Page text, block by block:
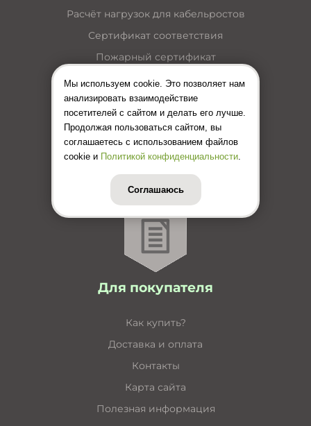
Расчёт нагрузок для кабельростов
Сертификат соответствия
Пожарный сертификат
Каталог кабельные лотки
Каталог лестничные лотки
Каталог кабельные короба
Каталог несущие конструкции
Инструкция по монтажу лотков
Цены (Прайс-лист)
Для покупателя
Как купить?
Доставка и оплата
Контакты
Карта сайта
Полезная информация
Мы используем cookie. Это позволяет нам
анализировать взаимодействие
посетителей с сайтом и делать его лучше.
Продолжая пользоваться сайтом, вы
соглашаетесь с использованием файлов
cookie и Политикой конфиденциальности
Соглашаюсь